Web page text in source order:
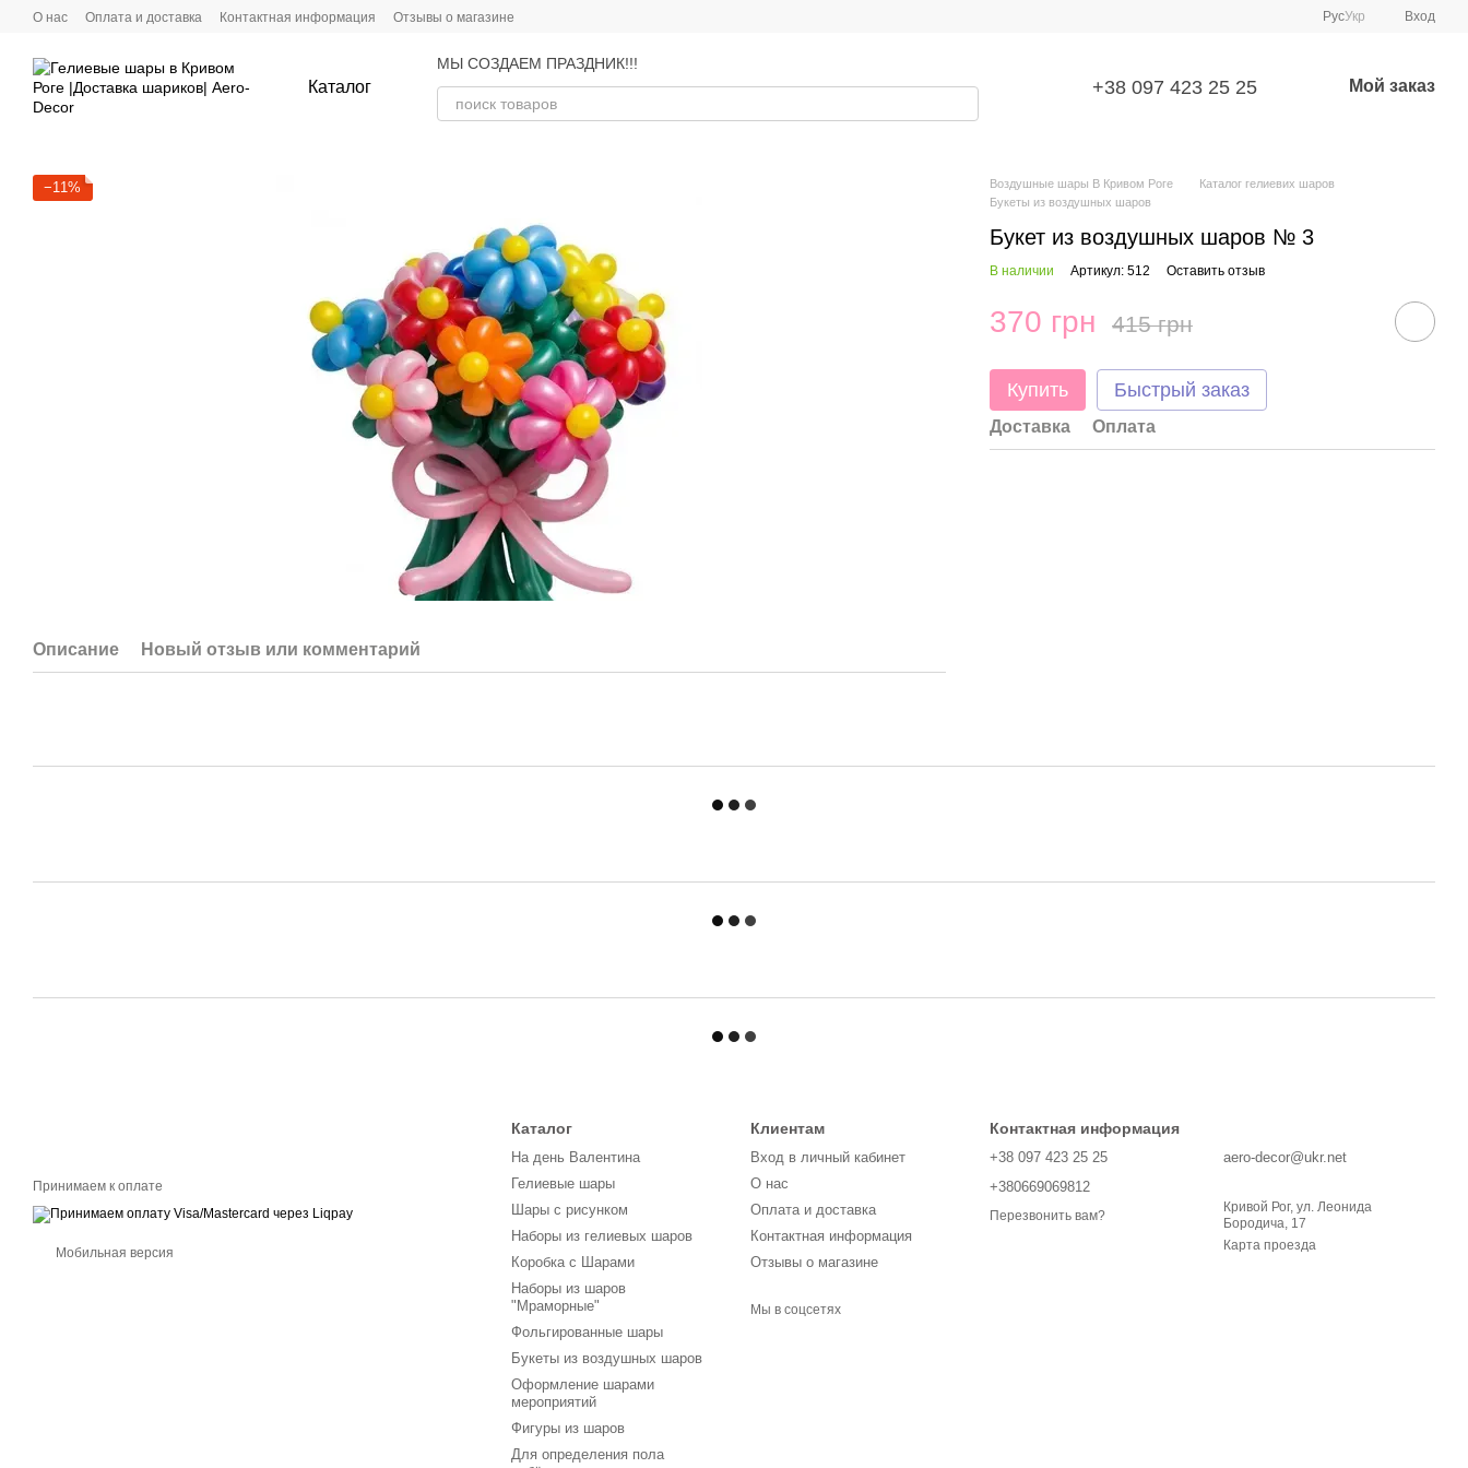
Перейти к основному контенту
О нас Оплата и доставка Контактная информация Отзывы о магазине РусУкр Вход
Каталог
МЫ СОЗДАЕМ ПРАЗДНИК!!!
+38 097 423 25 25 Мой заказ
−11%
Описание Новый отзыв или комментарий
Воздушные шары В Кривом Роге
Каталог гелиевих шаров
Букеты из воздушных шаров
Букет из воздушных шаров № 3
В наличии Артикул: 512 Оставить отзыв
370 грн 415 грн
Купить Быстрый заказ
Доставка Оплата
Принимаем к оплате
Мобильная версия
Каталог
На день Валентина
Гелиевые шары
Шары с рисунком
Наборы из гелиевых шаров
Коробка с Шарами
Наборы из шаров
"Мраморные"
Фольгированные шары
Букеты из воздушных шаров
Оформление шарами
мероприятий
Фигуры из шаров
Для определения пола
Клиентам
Вход в личный кабинет
О нас
Оплата и доставка
Контактная информация
Отзывы о магазине
Мы в соцсетях
Контактная информация
+38 097 423 25 25
+380669069812
Перезвонить вам?
aero-decor@ukr.net
Кривой Рог, ул. Леонида
Бородича, 17
Карта проезда